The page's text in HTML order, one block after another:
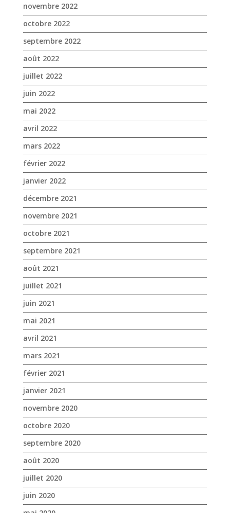
novembre 2022
octobre 2022
septembre 2022
août 2022
juillet 2022
juin 2022
mai 2022
avril 2022
mars 2022
février 2022
janvier 2022
décembre 2021
novembre 2021
octobre 2021
septembre 2021
août 2021
juillet 2021
juin 2021
mai 2021
avril 2021
mars 2021
février 2021
janvier 2021
novembre 2020
octobre 2020
septembre 2020
août 2020
juillet 2020
juin 2020